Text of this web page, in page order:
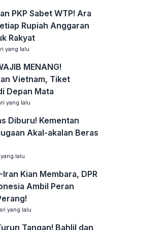
PKP Sabet WTP! Ara
Rupiah Anggaran
Rakyat
yang lalu
MENANG!
Vietnam, Tiket
Depan Mata
yang lalu
Diburu! Kementan
Akal-akalan Beras
yang lalu
Kian Membara, DPR
Ambil Peran
yang lalu
Tangan! Bahlil dan